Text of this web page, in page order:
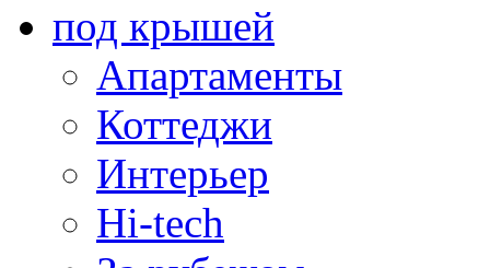
под крышей
Апартаменты
Коттеджи
Интерьер
Hi-tech